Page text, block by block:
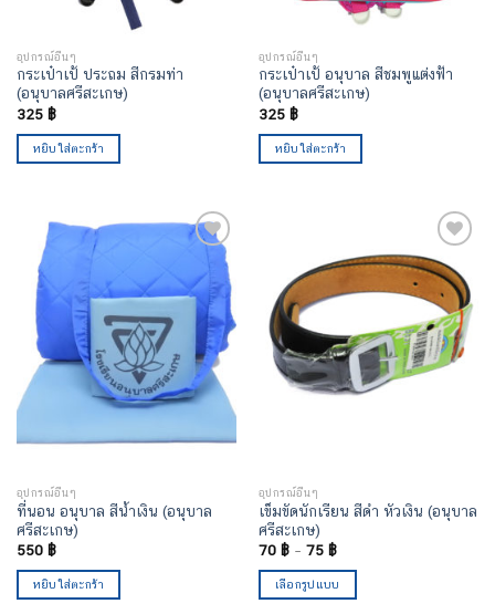
อุปกรณ์อื่นๆ
กระเป๋าเป้ ประถม สีกรมท่า
(อนุบาลศรีสะเกษ)
325 ฿
หยิบใส่ตะกร้า
อุปกรณ์อื่นๆ
กระเป๋าเป้ อนุบาล สีชมพูแต่งฟ้า
(อนุบาลศรีสะเกษ)
325 ฿
หยิบใส่ตะกร้า
เพิ่มไป
ยัง
รายการ
โปรด
อุปกรณ์อื่นๆ
ที่นอน อนุบาล สีน้ำเงิน (อนุบาล
ศรีสะเกษ)
550 ฿
หยิบใส่ตะกร้า
เพิ่มไป
ยัง
รายการ
โปรด
อุปกรณ์อื่นๆ
เข็มขัดนักเรียน สีดำ หัวเงิน (อนุบาล
ศรีสะเกษ)
70 ฿– 75 ฿
เลือกรูปแบบ